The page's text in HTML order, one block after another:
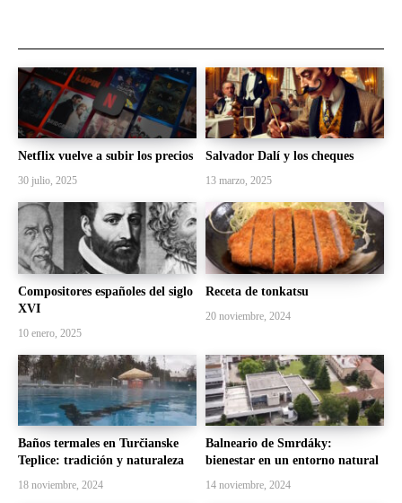
Netflix vuelve a subir los precios
30 julio, 2025
Salvador Dalí y los cheques
13 marzo, 2025
Compositores españoles del siglo
XVI
10 enero, 2025
Receta de tonkatsu
20 noviembre, 2024
Baños termales en Turčianske
Teplice: tradición y naturaleza
18 noviembre, 2024
Balneario de Smrdáky:
bienestar en un entorno natural
14 noviembre, 2024